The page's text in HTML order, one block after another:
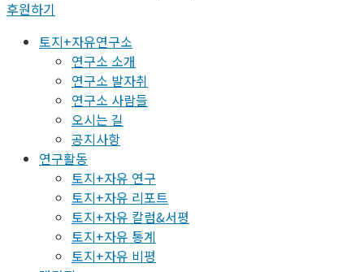
후원하기
토지+자유연구소
연구소 소개
연구소 발자취
연구소 사람들
오시는 길
공지사항
연구활동
토지+자유 연구
토지+자유 리포트
토지+자유 칼럼&서평
토지+자유 통계
토지+자유 비평